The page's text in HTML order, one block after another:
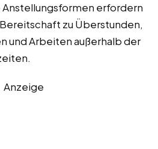
erfordern
zu Überstunden,
und Arbeiten außerhalb der
Anzeige